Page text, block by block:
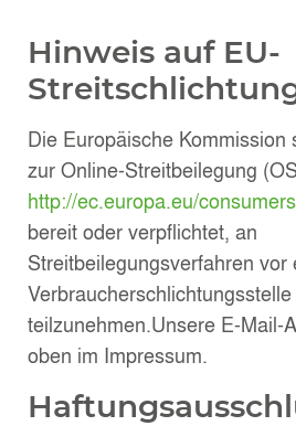
Hinweis auf EU-
Die Europäische Kommission
zur Online-Streitbeilegung
http://ec.europa.eu/
bereit oder verpflichtet, an
Streitbeilegungsverfahren vor
Verbraucherschlichtungsstelle
teilzunehmen.Unsere E-Mail-
oben im Impressum.